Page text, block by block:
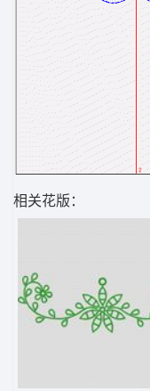
相关花版：